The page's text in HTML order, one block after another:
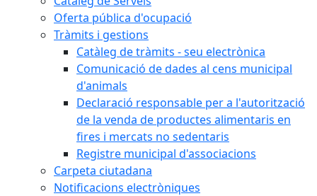
Oferta pública d'ocupació
Tràmits i gestions
Catàleg de tràmits - seu electrònica
Comunicació de dades al cens municipal
d'animals
Declaració responsable per a l'autorització
de la venda de productes alimentaris en
fires i mercats no sedentaris
Registre municipal d'associacions
Carpeta ciutadana
Notificacions electròniques